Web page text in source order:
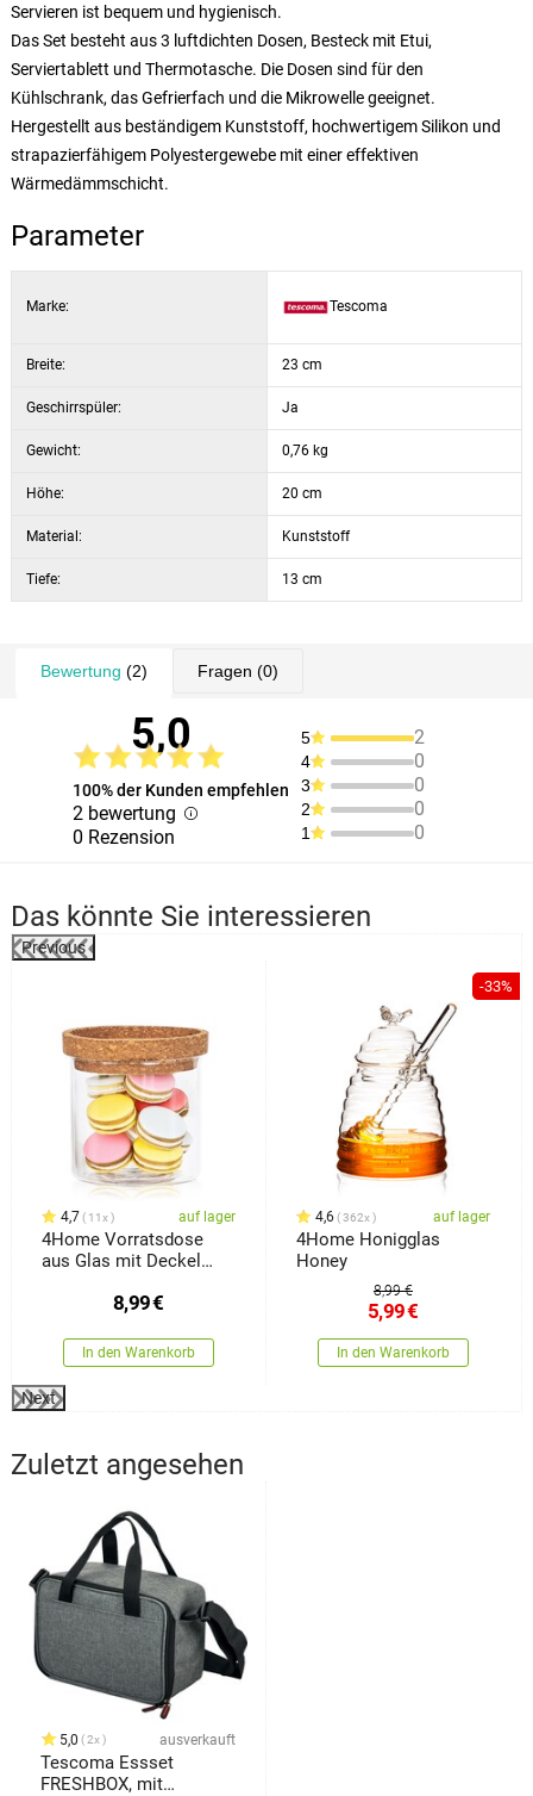
Servieren ist bequem und hygienisch.
Das Set besteht aus 3 luftdichten Dosen, Besteck mit Etui,
Serviertablett und Thermotasche. Die Dosen sind für den
Kühlschrank, das Gefrierfach und die Mikrowelle geeignet.
Hergestellt aus beständigem Kunststoff, hochwertigem Silikon und
strapazierfähigem Polyestergewebe mit einer effektiven
Wärmedämmschicht.
Parameter
Marke: Tescoma
Breite: 23 cm
Geschirrspüler: Ja
Gewicht: 0,76 kg
Höhe: 20 cm
Material: Kunststoff
Tiefe: 13 cm
Bewertung (2) Fragen (0)
5,0
100% der Kunden empfehlen
2 bewertung
0 Rezension
5 2
4 0
3 0
2 0
1 0
Das könnte Sie interessieren
Previous
4,7 11x auf lager
4Home Vorratsdose
aus Glas mit Deckel
8,99€
In den Warenkorb
-33%
4,6 362x auf lager
4Home Honigglas
Honey
8,99 €
5,99€
In den Warenkorb
Next
Zuletzt angesehen
5,0 2x ausverkauft
Tescoma Essset
FRESHBOX, mit